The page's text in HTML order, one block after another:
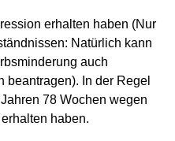
erhalten haben (Nur
Natürlich kann
auch
beantragen). In der Regel
78 Wochen wegen
haben.